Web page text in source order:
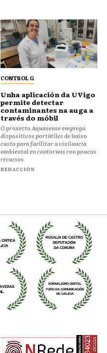
CONTROL G
Unha aplicación da UVigo
permite detectar
contaminantes na auga a
través do móbil
O proxecto Aquasense emprega
dispositivos portátiles de baixo
custo para facilitar a vixilancia
ambiental en contornas con poucos
recursos
REDACCIÓN